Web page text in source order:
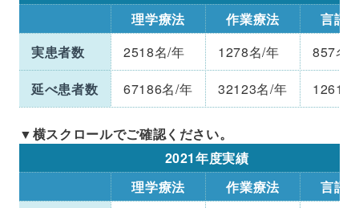
理学療法
作業療法
言語
実患者数
2518名/年 1278名/年
857名/
延べ患者数
67186名/年 32123名/年 12616
2021年度実績
理学療法
作業療法
言語